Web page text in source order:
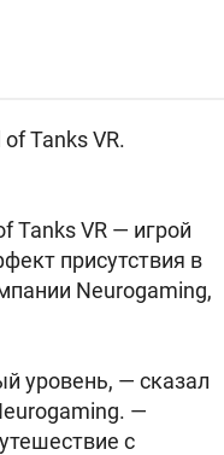
Tanks VR.
Tanks VR — игрой
присутствия в
Neurogaming,
уровень, — сказал
—
с